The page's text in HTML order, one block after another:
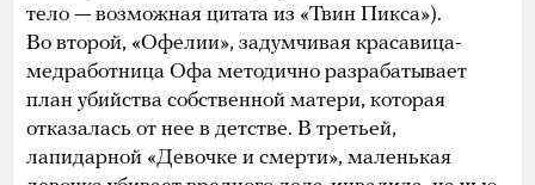
тело — возможная цитата из «Твин Пикса»).
Во второй, «Офелии», задумчивая красавица-
медработница Офа методично разрабатывает
план убийства собственной матери, которая
отказалась от нее в детстве. В третьей,
лапидарной «Девочке и смерти», маленькая